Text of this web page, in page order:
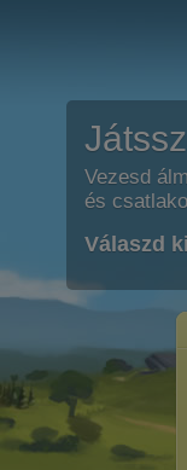
Vezesd
és
Válaszd